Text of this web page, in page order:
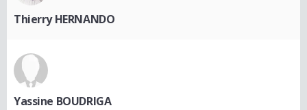
Thierry HERNANDO
Yassine BOUDRIGA